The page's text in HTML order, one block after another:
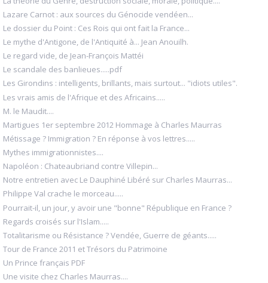
Lazare Carnot : aux sources du Génocide vendéen...
Le dossier du Point : Ces Rois qui ont fait la France...
Le mythe d'Antigone, de l'Antiquité à... Jean Anouilh.
Le regard vide, de Jean-François Mattéi
Le scandale des banlieues.....pdf
Les Girondins : intelligents, brillants, mais surtout... "idiots utiles".
Les vrais amis de l'Afrique et des Africains.....
M. le Maudit....
Martigues 1er septembre 2012 Hommage à Charles Maurras
Métissage ? Immigration ? En réponse à vos lettres.....
Mythes immigrationnistes....
Napoléon : Chateaubriand contre Villepin...
Notre entretien avec Le Dauphiné Libéré sur Charles Maurras...
Philippe Val crache le morceau.....
Pourrait-il, un jour, y avoir une "bonne" République en France ?
Regards croisés sur l'Islam.....
Totalitarisme ou Résistance ? Vendée, Guerre de géants.....
Tour de France 2011 et Trésors du Patrimoine
Un Prince français PDF
Une visite chez Charles Maurras....